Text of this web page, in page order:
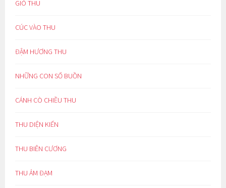
GIÓ THU
CÚC VÀO THU
ĐẬM HƯƠNG THU
NHỮNG CON SỐ BUỒN
CÁNH CÒ CHIỀU THU
THU DIỆN KIẾN
THU BIÊN CƯƠNG
THU ẢM ĐẠM